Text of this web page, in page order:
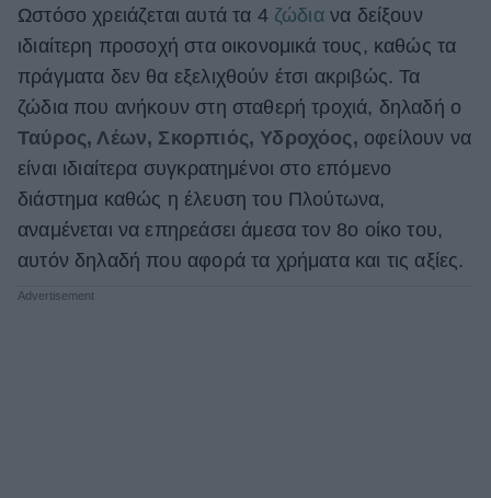
Ωστόσο χρειάζεται αυτά τα 4 ζώδια να δείξουν
ιδιαίτερη προσοχή στα οικονομικά τους, καθώς τα
πράγματα δεν θα εξελιχθούν έτσι ακριβώς. Τα
ζώδια που ανήκουν στη σταθερή τροχιά, δηλαδή ο
Ταύρος, Λέων, Σκορπιός, Υδροχόος, οφείλουν να
είναι ιδιαίτερα συγκρατημένοι στο επόμενο
διάστημα καθώς η έλευση του Πλούτωνα,
αναμένεται να επηρεάσει άμεσα τον 8ο οίκο του,
αυτόν δηλαδή που αφορά τα χρήματα και τις αξίες.